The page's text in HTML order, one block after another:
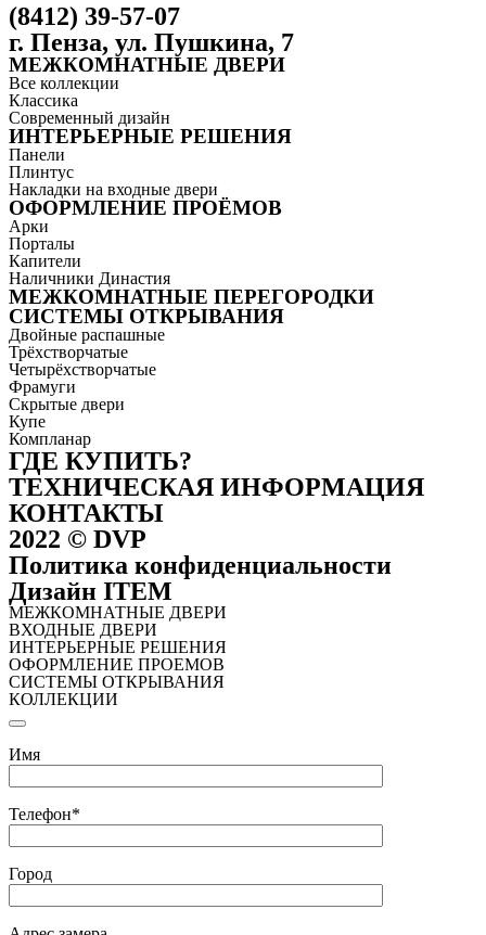
(8412) 39-57-07
г. Пенза, ул. Пушкина, 7
МЕЖКОМНАТНЫЕ ДВЕРИ
Все коллекции
Классика
Современный дизайн
ИНТЕРЬЕРНЫЕ РЕШЕНИЯ
Панели
Плинтус
Накладки на входные двери
ОФОРМЛЕНИЕ ПРОЁМОВ
Арки
Порталы
Капители
Наличники Династия
МЕЖКОМНАТНЫЕ ПЕРЕГОРОДКИ
СИСТЕМЫ ОТКРЫВАНИЯ
Двойные распашные
Трёхстворчатые
Четырёхстворчатые
Фрамуги
Скрытые двери
Купе
Компланар
ГДЕ КУПИТЬ?
ТЕХНИЧЕСКАЯ ИНФОРМАЦИЯ
КОНТАКТЫ
2022 © DVP
Политика конфиденциальности
Дизайн ITEM
МЕЖКОМНАТНЫЕ ДВЕРИ
ВХОДНЫЕ ДВЕРИ
ИНТЕРЬЕРНЫЕ РЕШЕНИЯ
ОФОРМЛЕНИЕ ПРОЕМОВ
СИСТЕМЫ ОТКРЫВАНИЯ
КОЛЛЕКЦИИ
Имя
Телефон*
Город